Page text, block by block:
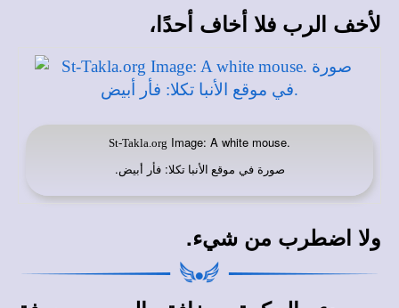
لأخف الرب فلا أخاف أحدًا،
St-Takla.org Image: A white mouse.
صورة في موقع الأنبا تكلا: فأر أبيض.
ولا اضطرب من شيء.